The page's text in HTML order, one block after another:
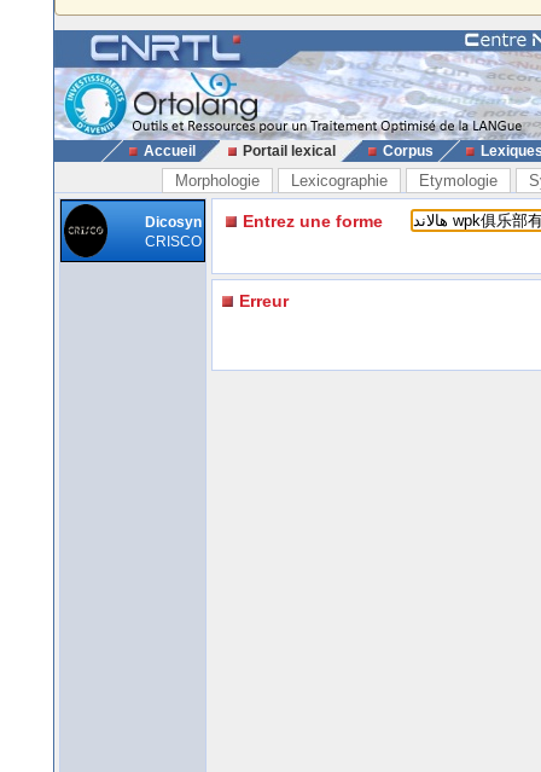
Accueil Portail lexical Corpus
Morphologie Lexicographie Etymologie
Dicosyn
CRISCO
Entrez une forme
Erreur